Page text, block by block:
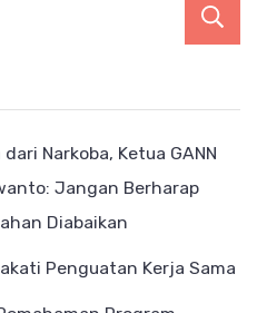
Narkoba, Ketua GANN
Jangan Berharap
Diabaikan
Penguatan Kerja Sama